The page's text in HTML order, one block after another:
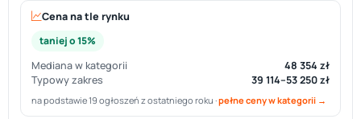
Cena na tle rynku
taniej o 15%
Mediana w kategorii
48 354 zł
Typowy zakres
39 114–53 250 zł
na podstawie 19 ogłoszeń z ostatniego roku ·pełne ceny w kategorii →